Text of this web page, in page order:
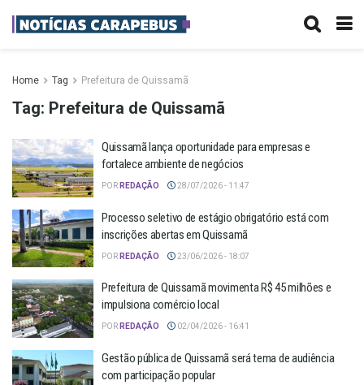
Home Tag Prefeitura de Quissamã
Tag: Prefeitura de Quissamã
Quissamã lança oportunidade para empresas e
fortalece ambiente de negócios
POR REDAÇÃO 28/07/2026 - 11:47
Processo seletivo de estágio obrigatório está com
inscrições abertas em Quissamã
POR REDAÇÃO 23/06/2026 - 18:07
Prefeitura de Quissamã movimenta R$ 45 milhões e
impulsiona comércio local
POR REDAÇÃO 02/04/2026 - 16:41
Gestão pública de Quissamã será tema de audiência
com participação popular